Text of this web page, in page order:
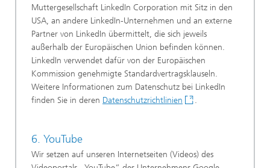
Muttergesellschaft LinkedIn Corporation mit Sitz in den
USA, an andere LinkedIn-Unternehmen und an externe
Partner von LinkedIn übermittelt, die sich jeweils
außerhalb der Europäischen Union befinden können.
LinkedIn verwendet dafür von der Europäischen
Kommission genehmigte Standardvertragsklauseln.
Weitere Informationen zum Datenschutz bei LinkedIn
finden Sie in deren Datenschutzrichtlinien .
6. YouTube
Wir setzen auf unseren Internetseiten (Videos) des